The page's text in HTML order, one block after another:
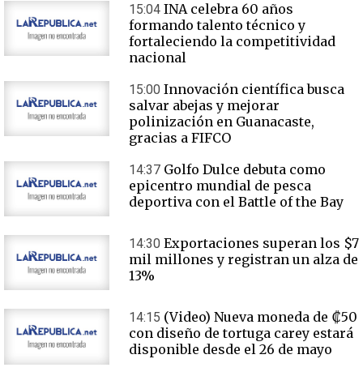
15:04 INA celebra 60 años
formando talento técnico y
fortaleciendo la competitividad
nacional
15:00 Innovación científica busca
salvar abejas y mejorar
polinización en Guanacaste,
gracias a FIFCO
14:37 Golfo Dulce debuta como
epicentro mundial de pesca
deportiva con el Battle of the Bay
14:30 Exportaciones superan los $7
mil millones y registran un alza de
13%
14:15 (Video) Nueva moneda de ₡50
con diseño de tortuga carey estará
disponible desde el 26 de mayo